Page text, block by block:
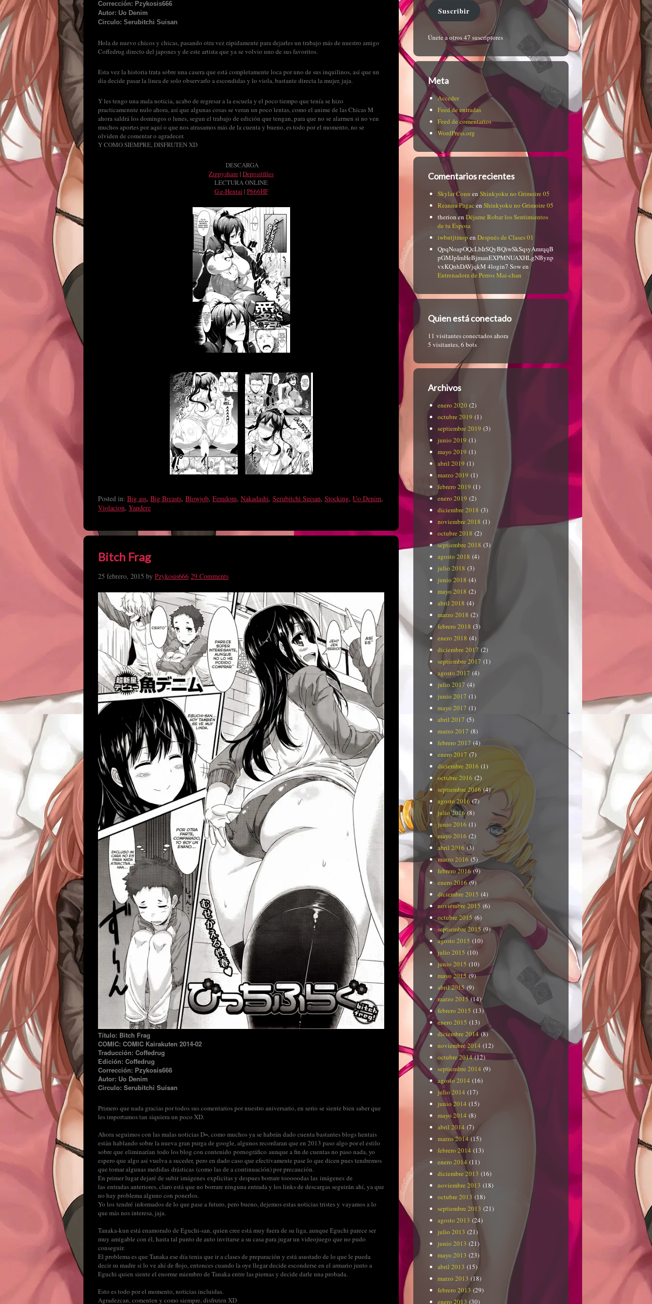
Corrección: Pzykosis666
Autor: Uo Denim
Circulo: Serubitchi Suisan
Hola de nuevo chicos y chicas, pasando otra vez rápidamente para dejarles un trabajo más de nuestro amigo
Coffedrug directo del japones y de este artista que ya se volvio uno de sus favoritos.
Esta vez la historia trata sobre una casera que está completamente loca por uno de sus inquilinos, así que un
día decide pasar la linea de solo observarlo a escondidas y lo viola, bastante directa la mujer, jaja.
Y les tengo una mala noticia, acabo de regresar a la escuela y el poco tiempo que tenía se hizo
practicamennte nulo ahora, así que algunas cosas se veran un poco lentas, como el anime de las Chicas M
ahora saldrá los domingos o lunes, segun el trabajo de edición que tengan, para que no se alarmen si no ven
muchos aportes por aquí o que nos atrasamos más de la cuenta y bueno, es todo por el momento, no se
olviden de comentar o agradecer.
Y COMO SIEMPRE, DISFRUTEN XD
DESCARGA
Zippyshare | Depositfiles
LECTURA ONLINE
G.e-Hentai | P666HF
Posted in: Big ass, Big Breasts, Blowjob, Femdom, Nakadashi, Serubitchi Suisan, Stocking, Uo Denim,
Violacion, Yandere
Bitch Frag
25 febrero, 2015 by Pzykosis666 29 Comments
Título: Bitch Frag
COMIC: COMIC Kairakuten 2014-02
Traducción: Coffedrug
Edición: Coffedrug
Corrección: Pzykosis666
Autor: Uo Denim
Circulo: Serubitchi Suisan
Primero que nada gracias por todos sus comentarios por nuestro aniversario, en serio se siente bien saber que
les importamos tan siquiera un poco XD.
Ahora seguimos con las malas noticias D=, como muchos ya se habrán dado cuenta bastantes blogs hentais
están hablando sobre la nueva gran purga de google, algunos recordaran que en 2013 paso algo por el estilo
sobre que eliminarían todo los blog con contenido pornográfico aunque a fin de cuentas no paso nada, yo
espero que algo así vuelva a suceder, pero en dado caso que efectivamente pase lo que dicen pues tendremos
que tomar algunas medidas drásticas (como las de a continuación) por precaución.
En primer lugar dejaré de subir imágenes explicitas y despues borrare tooooodas las imágenes de
las entradas anteriores, claro está que no borrare ninguna entrada y los links de descargas seguirán ahí, ya que
no hay problema alguno con ponerlos.
Yo los tendré informados de lo que pase a futuro, pero bueno, dejemos estas noticias tristes y vayamos a lo
que más nos interesa, jaja.
Tanaka-kun está enamorado de Eguchi-san, quien cree está muy fuera de su liga, aunque Eguchi parece ser
muy amigable con él, hasta tal punto de auto invitarse a su casa para jugar un videojuego que no pudo
conseguir.
El problema es que Tanaka ese día tenia que ir a clases de preparación y está asustado de lo que le pueda
decir su madre si lo ve ahí de flojo, entonces cuando la oye llegar decide esconderse en el armario junto a
Eguchi quien siente el enorme miembro de Tanaka entre las piernas y decide darle una probada.
Esto es todo por el momento, noticias incluidas.
Agradezcan, comenten y como siempre, disfruten XD
Suscribir
Únete a otros 47 suscriptores
Meta
Acceder
Feed de entradas
Feed de comentarios
WordPress.org
Comentarios recientes
Skylar Conn en Shinkyoku no Grimoire 05
Reanna Pagac en Shinkyoku no Grimoire 05
therionen Déjame Robar los Sentimientos
de tu Esposa
iwbntjtmop en Después de Clases 01
QpqNoapOQcLbIrSQyBQiwSkSqsyAmrqqB
pGMJpImHeBjmanEXPMNUAXHLgNBynp
vxKQnhDAVjqkM 4login7 Sowen
Entrenadora de Perros Mai-chan
Quien está conectado
11 visitantes conectados ahora
5 visitantes,6 bots
Archivos
enero 2020 (2)
octubre 2019 (1)
septiembre 2019 (3)
junio 2019 (1)
mayo 2019 (1)
abril 2019 (1)
marzo 2019 (1)
febrero 2019 (1)
enero 2019 (2)
diciembre 2018 (3)
noviembre 2018 (1)
octubre 2018 (2)
septiembre 2018 (3)
agosto 2018 (4)
julio 2018 (3)
junio 2018 (4)
mayo 2018 (2)
abril 2018 (4)
marzo 2018 (2)
febrero 2018 (3)
enero 2018 (4)
diciembre 2017 (2)
septiembre 2017 (1)
agosto 2017 (4)
julio 2017 (4)
junio 2017 (1)
mayo 2017 (1)
abril 2017 (5)
marzo 2017 (8)
febrero 2017 (4)
enero 2017 (7)
diciembre 2016 (1)
octubre 2016 (2)
septiembre 2016(4)
agosto 2016(7)
julio 2016(8)
junio 2016 (1)
mayo 2016 (2)
abril 2016 (3)
marzo 2016 (5)
febrero 2016(9)
enero 2016(9)
diciembre 2015 (4)
noviembre 2015 (6)
octubre 2015 (6)
septiembre 2015 (9)
agosto 2015 (10)
julio 2015 (10)
junio 2015 (10)
mayo 2015(9)
abril 2015 (9)
marzo 2015(14)
febrero 2015 (13)
enero 2015 (13)
diciembre 2014 (8)
noviembre 2014 (12)
octubre 2014(12)
septiembre 2014 (9)
agosto 2014 (16)
julio 2014 (17)
junio 2014 (15)
mayo 2014 (8)
abril 2014 (7)
marzo 2014 (15)
febrero 2014 (13)
enero 2014 (11)
diciembre 2013 (16)
noviembre 2013 (18)
octubre 2013 (18)
septiembre 2013 (21)
agosto 2013 (24)
julio 2013 (21)
junio 2013 (21)
mayo 2013 (23)
abril 2013 (15)
marzo 2013 (18)
febrero 2013 (29)
enero 2013 (30)